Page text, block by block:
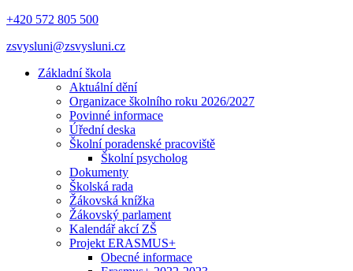
+420 572 805 500
zsvysluni@zsvysluni.cz
Základní škola
Aktuální dění
Organizace školního roku 2026/2027
Povinné informace
Úřední deska
Školní poradenské pracoviště
Školní psycholog
Dokumenty
Školská rada
Žákovská knížka
Žákovský parlament
Kalendář akcí ZŠ
Projekt ERASMUS+
Obecné informace